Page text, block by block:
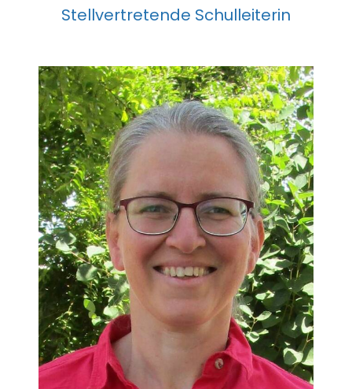
Stellvertretende Schulleiterin